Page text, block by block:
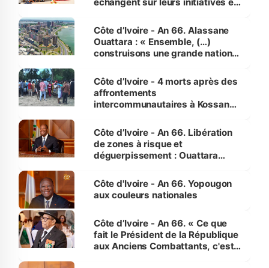
enfants
Côte d’Ivoire - An 66. Alassane
Ouattara : « Ensemble, (…)
construisons une grande nation
générations futures »
Côte d’Ivoire - 4 morts après des
affrontements
intercommunautaires à Kossandji
milieu des sinistrés
Côte d’Ivoire - An 66. Libération
de zones à risque et
déguerpissement : Ouattara
l'Etat de droit pour préserver les
vies humaines »
Côte d'Ivoire - An 66. Yopougon
aux couleurs nationales
Côte d’Ivoire - An 66. « Ce que
fait le Président de la République
aux Anciens Combattants, c'est